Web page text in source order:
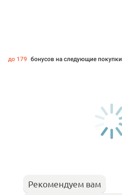
до 179 бонусов на следующие покупки
Рекомендуем вам